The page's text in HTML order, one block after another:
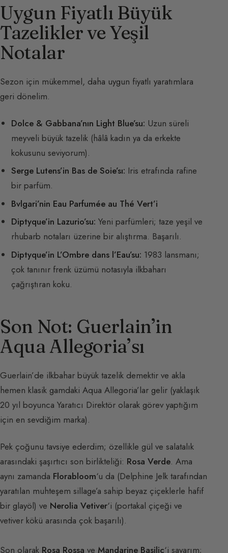
Uygun Fiyatlı Büyük
Tazelikler ve Yeşil
Notalar
Sezon için mükemmel, daha uygun fiyatlı yaratımlara
geri dönelim.
Dolce & Gabbana’nın Light Blue’su: Uzun süreli
meyveli büyük tazelik (hâlâ kadın ya da erkekte
kokusunu seviyorum).
Serge Lutens’in Bas de Soie’sı: Iris etrafında rafine
bir parfüm.
Bvlgari’nin Eau Parfumée au Thé Vert’i
Diptyque’in Lazurio’su: Yeni parfümleri; taze yeşil ve
rhubarb notaları üzerine bir alıştırma. Başarılı.
Diptyque’in L’Ombre dans l’Eau’su: 1983 lansmanı;
çok tanınır frenk üzümü notasıyla ilkbaharı
çağrıştıran koku.
Son Not: Guerlain’in
Aqua Allegoria’sı
Guerlain’de ilkbahar büyük tazelik demektir ve akla
hemen klasik gamdaki Aqua Allegoria’lar gelir (yaklaşık
20 yıl boyunca Yaratıcı Direktör olarak görev yaptığım
için en sevdiğim marka).
Pek çoğunu tavsiye ederdim; özellikle gül ve salatalık
arasındaki şaşırtıcı son birlikteliği: Rosa Verde. Ama
aynı zamanda Florabloom‘u da (Delphine Jelk tarafından
yaratılan muhteşem sillage’a sahip beyaz çiçeklerle hafif
bir glayöl) ve Nerolia Vetiver‘i (portakal çiçeği ve
vetiver kökü arasında çok başarılı).
Son olarak Rosa Rossa ve Mandarine Basilic‘i sayarım;